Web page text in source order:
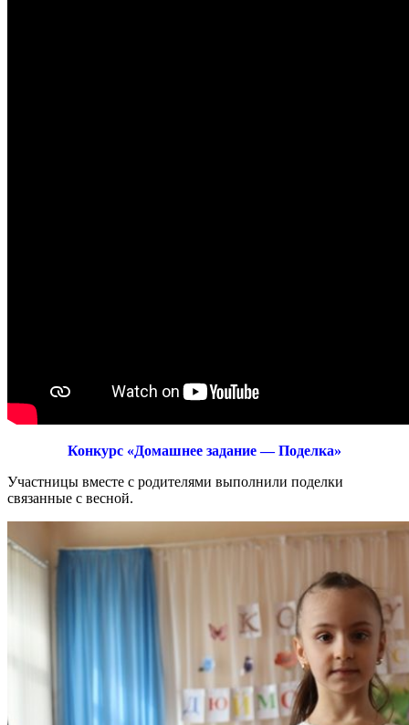
Конкурс «Домашнее задание — Поделка»
Участницы вместе с родителями выполнили поделки
связанные с весной.